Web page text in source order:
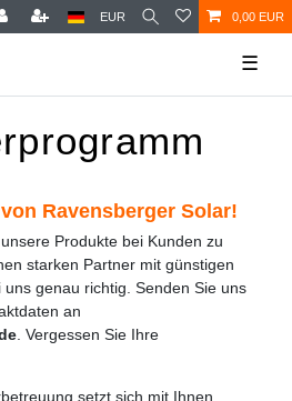
EUR 0,00 EUR
☰
Ravensberger Solar!
Produkte bei Kunden zu
starken Partner mit günstigen
genau richtig. Senden Sie uns
an
. Vergessen Sie Ihre
setzt sich mit Ihnen